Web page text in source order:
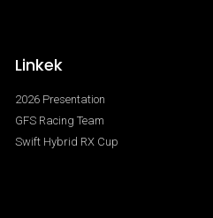
Linkek
2026 Presentation
GFS Racing Team
Swift Hybrid RX Cup